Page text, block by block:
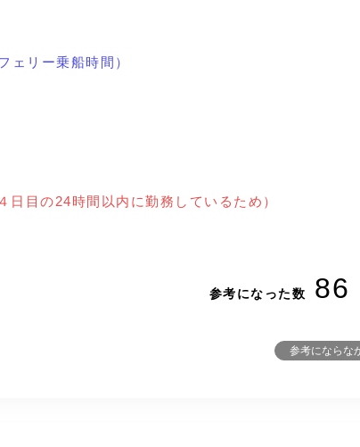
ェリー乗船時間）
日目の24時間以内に勤務しているため）
参考になった数 86
参考にならな